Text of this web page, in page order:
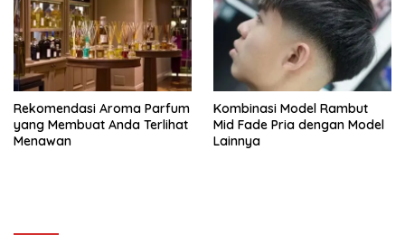
Rekomendasi Aroma Parfum
yang Membuat Anda Terlihat
Menawan
Kombinasi Model Rambut
Mid Fade Pria dengan Model
Lainnya